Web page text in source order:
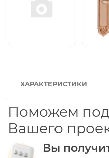
ХАРАКТЕРИСТИКИ
Поможем
Вашего
Вы